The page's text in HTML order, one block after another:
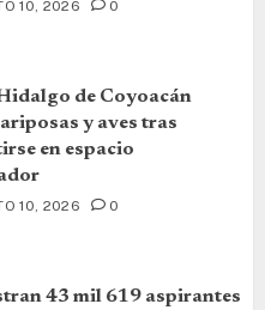
10, 2026 0
de Coyoacán
y aves tras
en espacio
10, 2026 0
43 mil 619 aspirantes